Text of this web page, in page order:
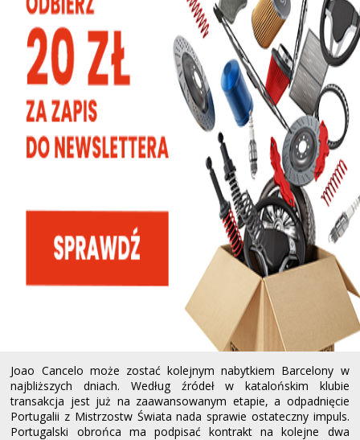
Joao Cancelo może zostać kolejnym nabytkiem Barcelony w
najbliższych dniach. Według źródeł w katalońskim klubie
transakcja jest już na zaawansowanym etapie, a odpadnięcie
Portugalii z Mistrzostw Świata nada sprawie ostateczny impuls.
Portugalski obrońca ma podpisać kontrakt na kolejne dwa